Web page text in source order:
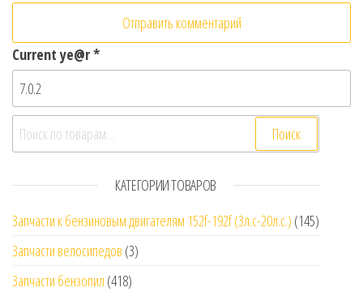
Current ye@r*
Искать: Поиск
КАТЕГОРИИ ТОВАРОВ
Запчасти к бензиновым двигателям 152f-192f (3л.с-20л.с.) (145)
Запчасти велосипедов (3)
Запчасти бензопил (418)